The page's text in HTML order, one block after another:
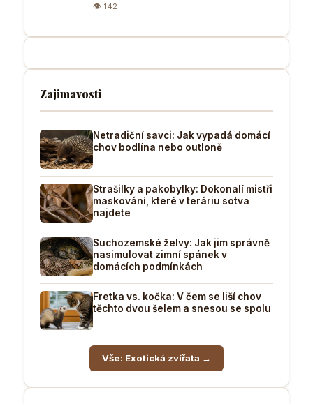
👁 142
Zajimavosti
Netradiční savci: Jak vypadá domácí
chov bodlína nebo outloně
Strašilky a pakobylky: Dokonalí mistři
maskování, které v teráriu sotva
najdete
Suchozemské želvy: Jak jim správně
nasimulovat zimní spánek v
domácích podmínkách
Fretka vs. kočka: V čem se liší chov
těchto dvou šelem a snesou se spolu
Vše: Exotická zvířata →